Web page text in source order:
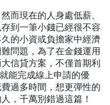
而現在的人身處低薪、
到一筆小錢已經很不容
的小資或負擔家中經濟
問題，為了在金錢運用
信貸方案，不僅首期利
能完成線上申請的優
過多時間，想更彈性的
，千萬別錯過這篇！